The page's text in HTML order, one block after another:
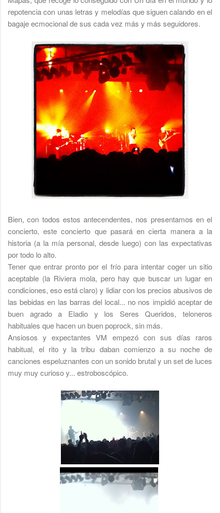
repotencia con unas letras y melodías que siguen calando en el
bagaje ecmocional de sus cada vez más y más seguidores.
Bien, con todos estos antecendentes, nos presentamos en el
concierto, este concierto que pasará en cierta manera a la
historia (a la mía personal, desde luego) con las expectativas
por todo lo alto.
Tener que entrar pronto por el frío para intentar coger un sitio
aceptable (la Riviera mola, pero hay que buscar un lugar en
condiciones, eso está claro) y lidiar con los precios abusivos de
las bebidas en las barras del local... no nos impidió aceptar de
buen agrado a Eladio y los Seres Queridos, teloneros
habituales que hacen un buen poprock, sin más.
Ansiosos y expectantes VM empezó con sus días raros
habitual, el rito y la tribu daban comienzo a su noche de
canciones espeluznantes con un sonido brutal y un set de luces
muy muy curioso y... estroboscópico.